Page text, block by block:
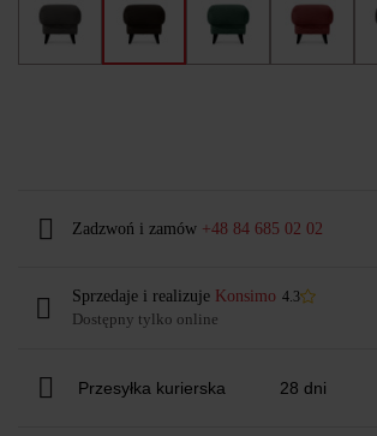
Zadzwoń i zamów +48 84 685 02 02
Sprzedaje i realizuje Konsimo 4.3
Dostępny tylko online
Przesyłka kurierska 28 dni